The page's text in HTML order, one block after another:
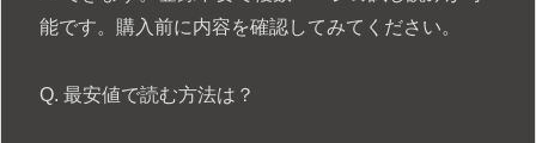
能です。購入前に内容を確認してみてください。
Q. 最安値で読む方法は？